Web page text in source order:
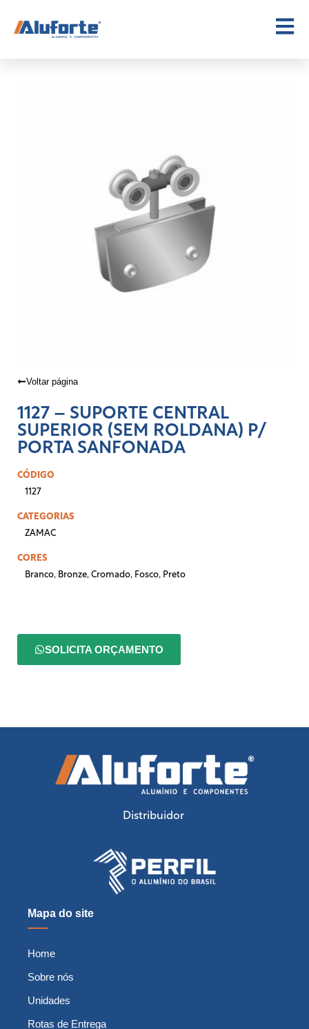
Voltar página
1127 – SUPORTE CENTRAL
SUPERIOR (SEM ROLDANA) P/
PORTA SANFONADA
CÓDIGO
1127
CATEGORIAS
ZAMAC
CORES
Branco, Bronze, Cromado, Fosco, Preto
SOLICITA ORÇAMENTO
Distribuidor
Mapa do site
Home
Sobre nós
Unidades
Rotas de Entrega